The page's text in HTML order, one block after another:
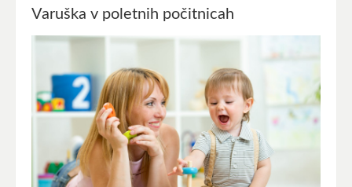
Varuška v poletnih počitnicah